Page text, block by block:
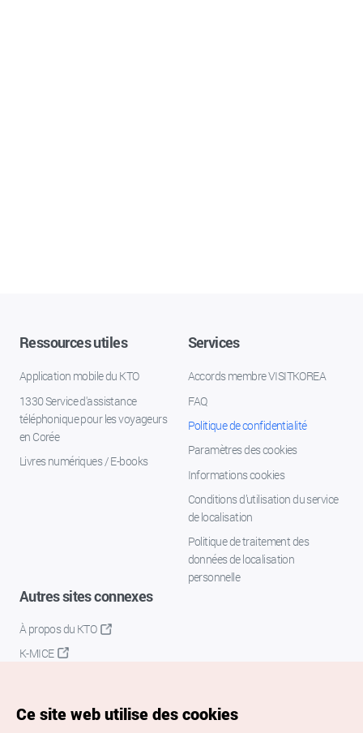
Ressources utiles
Application mobile du KTO
1330 Service d'assistance
téléphonique pour les voyageurs
en Corée
Livres numériques / E-books
Services
Accords membre VISITKOREA
FAQ
Politique de confidentialité
Paramètres des cookies
Informations cookies
Conditions d’utilisation du service
de localisation
Politique de traitement des
données de localisation
personnelle
Autres sites connexes
À propos du KTO
K-MICE
Ce site web utilise des cookies